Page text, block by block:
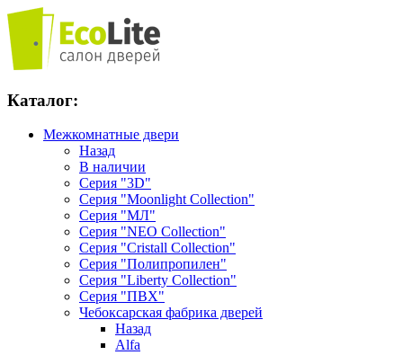
Каталог:
Межкомнатные двери
Назад
В наличии
Серия "3D"
Серия "Moonlight Collection"
Серия "МЛ"
Серия "NEO Collection"
Серия "Cristall Collection"
Серия "Полипропилен"
Серия "Liberty Collection"
Серия "ПВХ"
Чебоксарская фабрика дверей
Назад
Alfa